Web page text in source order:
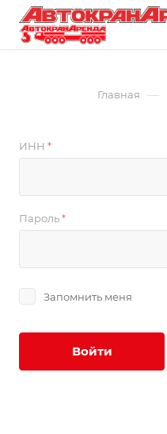
Главная —
ИНН *
Пароль*
Запомнить меня
Войти